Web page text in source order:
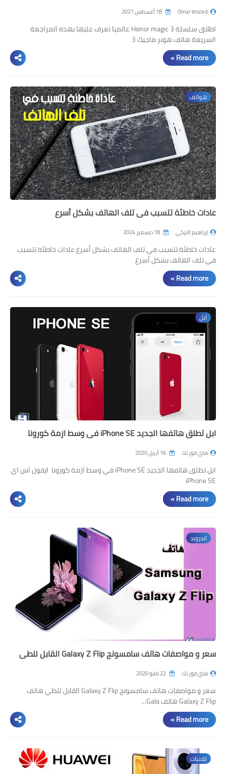
Omar khaled
اطلاق سلسلة Honor magic 3 عالميا تعرف عليها بهذه المراجعة
السريعة هاتف هونر ماجيك 3
Read more »
هواتف
عادات خاطئة تتسبب في تلف الهاتف بشكل أسرع
إبراهيم التركي
عادات خاطئة تتسبب في تلف الهاتف بشكل أسرع عادات خاطئة تتسبب
في تلف الهاتف بشكل أسرع
Read more »
ابل
ابل تطلق هاتفها الجديد iPhone SE في وسط ازمة كورونا
هاي فور تك
ابل تطلق هاتفها الجديد iPhone SE في وسط ازمة كورونا ايفون اس اي
iPhone SE
Read more »
اندرويد
سعر و مواصفات هاتف سامسونج Galaxy Z Flip القابل للطي
هاي فور تك
سعر و مواصفات هاتف سامسونج Galaxy Z Flip القابل للطي هاتف
Galaxy Z Flip هاتف Gala…
Read more »
تقنيات